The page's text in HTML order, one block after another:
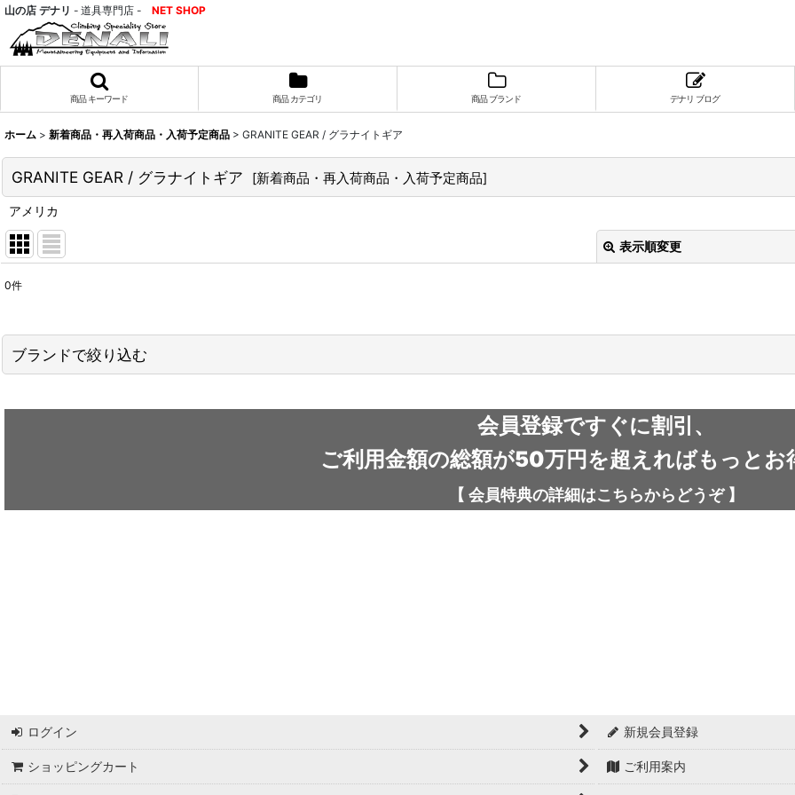
山の店 デナリ - 道具専門店 - NET SHOP
商品 キーワード 商品 カテゴリ 商品 ブランド デナリ ブログ
ホーム > 新着商品・再入荷商品・入荷予定商品 > GRANITE GEAR / グラナイトギア
GRANITE GEAR / グラナイトギア [新着商品・再入荷商品・入荷予定商品]
アメリカ
表示順変更
並び順
0件
ブランドで絞り込む
arata / アラタ
UNPARALLEL / アンパラレル
会員登録ですぐに割引、
ご利用金額の総額が50万円を超えればもっとお
【 会員特典の詳細はこちらから どうぞ】
ログイン 新規会員登録
ショッピングカート ご利用案内